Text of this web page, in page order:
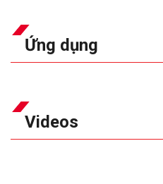
Ứng dụng
Videos